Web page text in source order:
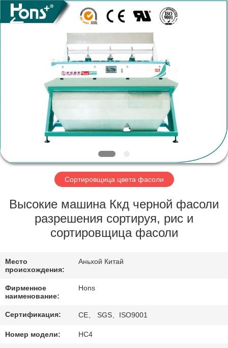
ПРОДУКТЫ
ПУТЕШЕСТВИЕ
ФАБРИКИ
ПРОВЕРКА
КАЧЕСТВА
СВЯЖИТЕСЬ
МЫ
СПРОСИТЕ
ЦИТАТУ
Hongshi
Optoelectronic
High-
tech
Сортировщица цвета фасоли
Высокие машина Ккд черной фасоли
разрешения сортируя, рис и
сортировщица фасоли
Место
происхождения:
Аньхой Китай
Фирменное
наименование:
Hons
Сертификация: CE、 SGS、ISO9001
Номер модели: HC4